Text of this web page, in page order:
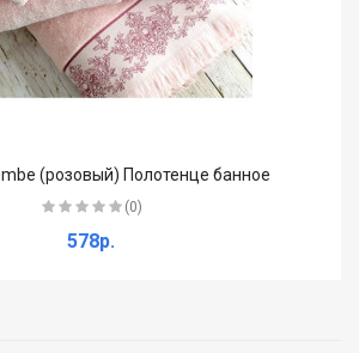
(розовый) Полотенце банное
(0)
578р.